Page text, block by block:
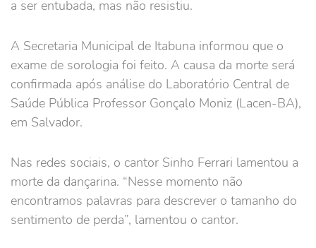
a ser entubada, mas não resistiu.
A Secretaria Municipal de Itabuna informou que o
exame de sorologia foi feito. A causa da morte será
confirmada após análise do Laboratório Central de
Saúde Pública Professor Gonçalo Moniz (Lacen-BA),
em Salvador.
Nas redes sociais, o cantor Sinho Ferrari lamentou a
morte da dançarina. “Nesse momento não
encontramos palavras para descrever o tamanho do
sentimento de perda”, lamentou o cantor.